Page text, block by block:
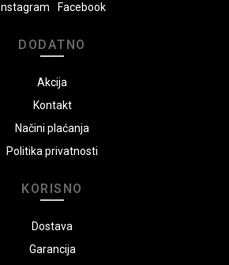
Instagram
Facebook
DODATNO
Akcija
Kontakt
Načini plaćanja
Politika privatnosti
KORISNO
Dostava
Garancija